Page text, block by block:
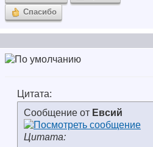
Спасибо
Цитата:
Сообщение от Евсий
Цитата: